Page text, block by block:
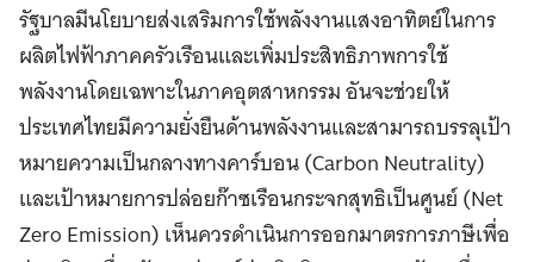
รัฐบาลมีนโยบายส่งเสริมการใช้พลังงานแสงอาทิตย์ในการ
ผลิตไฟฟ้าภาคครัวเรือนและเพิ่มประสิทธิภาพการใช้
พลังงานโดยเฉพาะในภาคอุตสาหกรรม อันจะช่วยให้
ประเทศไทยมีความยั่งยืนด้านพลังงานและสามารถบรรลุเป้า
หมายความเป็นกลางทางคาร์บอน (Carbon Neutrality)
และเป้าหมายการปล่อยก๊าซเรือนกระจกสุทธิเป็นศูนย์ (Net
Zero Emission) เห็นควรดำเนินการออกมาตรการภาษีเพื่อ